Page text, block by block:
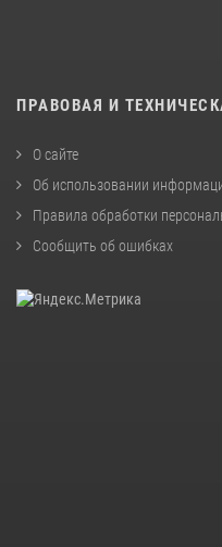
ПРАВОВАЯ И
О сайте
Об использовании
Правила обработки
Сообщить об ошибках